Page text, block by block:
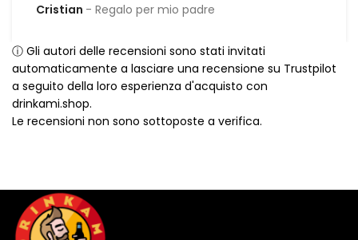
Cristian
Regalo per mio padre
ⓘ Gli autori delle recensioni sono stati invitati
automaticamente a lasciare una recensione su Trustpilot
a seguito della loro esperienza d'acquisto con
drinkami.shop.
Le recensioni non sono sottoposte a verifica.